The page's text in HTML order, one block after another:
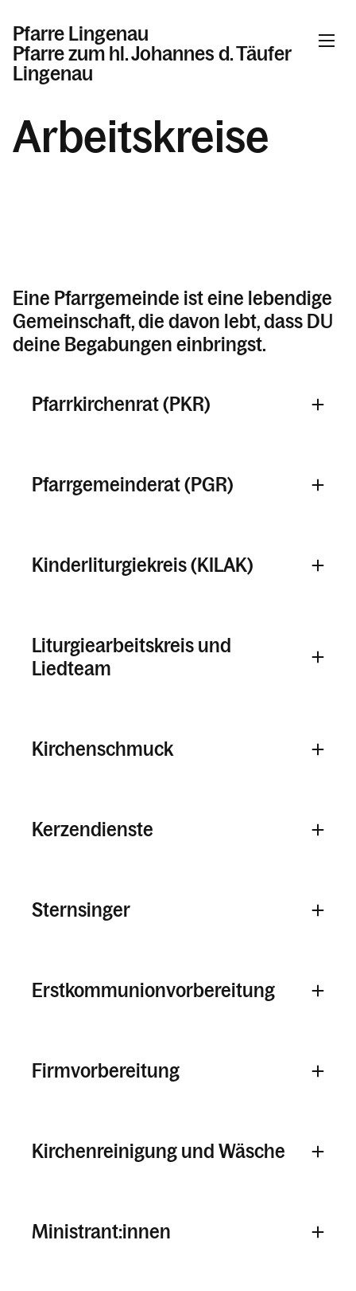
Pfarre Lingenau
Pfarre zum hl. Johannes d. Täufer
Lingenau
Informationen
Gremien & Arbeitskreise
Tod, Trauer & Beerdigung
Personen
Kontakt
Arbeitskreise
Eine Pfarrgemeinde ist eine lebendige
Gemeinschaft, die davon lebt, dass DU
deine Begabungen einbringst.
Pfarrkirchenrat (PKR)
Pfarrgemeinderat (PGR)
Kinderliturgiekreis (KILAK)
Liturgiearbeitskreis und
Liedteam
Kirchenschmuck
Kerzendienste
Sternsinger
Erstkommunionvorbereitung
Firmvorbereitung
Kirchenreinigung und Wäsche
Ministrant:innen